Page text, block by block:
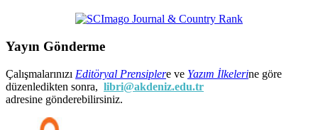
Yayın Gönderme
Çalışmalarınızı Editöryal Prensiplere ve Yazım İlkelerine göre
düzenledikten sonra, libri@akdeniz.edu.tr
adresine gönderebilirsiniz.